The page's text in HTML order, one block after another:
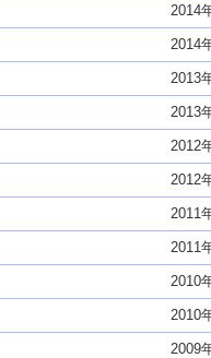
2014
2014
2013
2013
2012
2012
2011
2011
2010
2010
2009